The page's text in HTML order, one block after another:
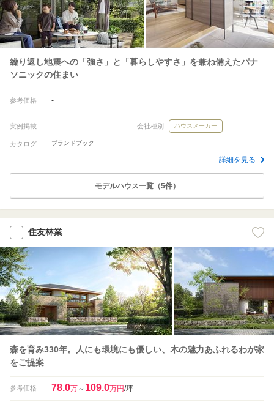
繰り返し地震への「強さ」と「暮らしやすさ」を兼ね備えたパナ
ソニックの住まい
参考価格 -
実例掲載 - 会社種別 ハウスメーカー
カタログ ブランドブック
詳細を見る
モデルハウス一覧（5件）
住友林業
森を育み330年。人にも環境にも優しい、木の魅力あふれるわが家
をご提案
参考価格 78.0万～ 109.0万円/坪